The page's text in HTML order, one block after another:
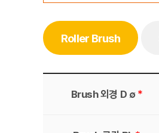
Roller Brush
Brush 외경 D ∅ *